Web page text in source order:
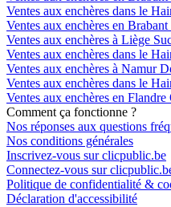
Ventes aux enchères dans le
Ventes aux enchères en
Ventes aux enchères à Liège
Ventes aux enchères dans le
Ventes aux enchères à Namur
Ventes aux enchères dans le
Ventes aux enchères en
Comment ça fonctionne ?
Nos réponses aux questions
Nos conditions générales
Inscrivez-vous sur clicpublic.be
Connectez-vous sur
Politique de confidentialité &
Déclaration d'accessibilité